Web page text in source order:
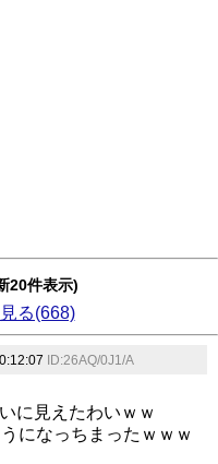
20件表示)
る(668)
ID:26AQ/0J1/A
に見えたわいｗｗ
になっちまったｗｗｗ